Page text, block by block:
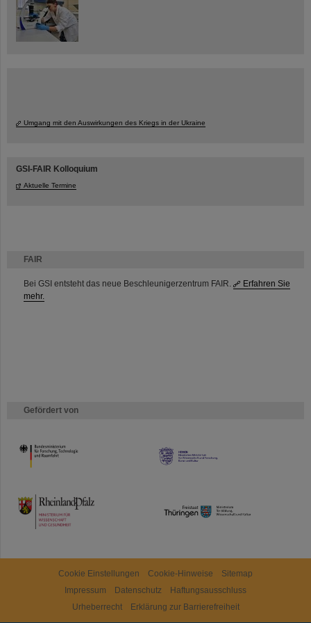
FAIR
Bei GSI entsteht das neue Beschleunigerzentrum FAIR.
Erfahren Sie
mehr.
Gefördert von
HMWK
TMWWDG
Umgang mit den Auswirkungen des Kriegs in der Ukraine
GSI-FAIR Kolloquium
Aktuelle Termine
Cookie Einstellungen Cookie-Hinweise
Sitemap
Impressum
Datenschutz
Haftungsausschluss
Urheberrecht
Erklärung zur Barrierefreiheit